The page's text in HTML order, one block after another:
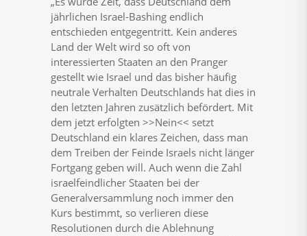
jährlichen Israel-Bashing endlich
entschieden entgegentritt. Kein anderes
Land der Welt wird so oft von
interessierten Staaten an den Pranger
gestellt wie Israel und das bisher häufig
neutrale Verhalten Deutschlands hat dies in
den letzten Jahren zusätzlich befördert. Mit
dem jetzt erfolgten >>Nein<< setzt
Deutschland ein klares Zeichen, dass man
dem Treiben der Feinde Israels nicht länger
Fortgang geben will. Auch wenn die Zahl
israelfeindlicher Staaten bei der
Generalversammlung noch immer den
Kurs bestimmt, so verlieren diese
Resolutionen durch die Ablehnung